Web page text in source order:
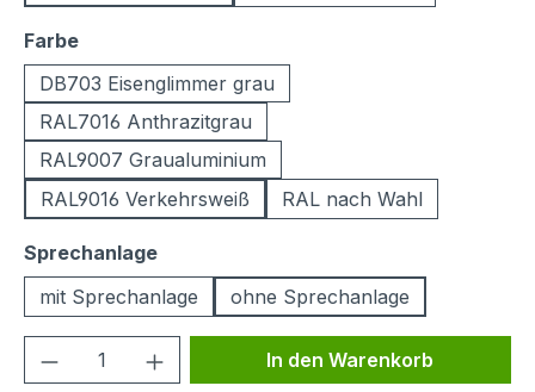
Farbeauswählen
DB703 Eisenglimmer grau
RAL7016 Anthrazitgrau
RAL9007 Graualuminium
RAL9016 Verkehrsweiß
RAL nach Wahl
Sprechanlageauswählen
mit Sprechanlage
ohne Sprechanlage
Produkt Anzahl: Gib denIn den Warenkorb